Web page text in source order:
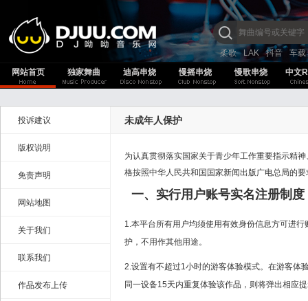
柔歌 LAK 抖音
车载
网站首页
独家舞曲 迪高串烧 慢摇串烧 慢歌串烧 中文
投诉建议
版权说明
免责声明
网站地图
关于我们
联系我们
作品发布上传
未成年人保护
为认真贯彻落实国家关于青少年工作重要指示精
格按照中华人民共和国国家新闻出版广电总局的
一、实行用户账号实名注册制度
1.本平台所有用户均须使用有效身份信息方可进
护，不用作其他用途。
2.设置有不超过1小时的游客体验模式。在游客体
同一设备15天内重复体验该作品，则将弹出相应